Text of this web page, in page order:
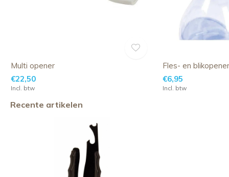
Multi opener
€22,50
Incl. btw
Fles- en blikopener
€6,95
Incl. btw
Recente artikelen